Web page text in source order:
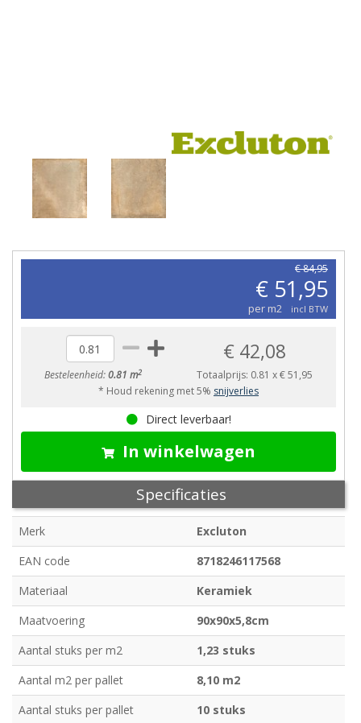
€ 84,95
€ 51,95
per m2 incl BTW
Besteleenheid:0.81 m2
€ 42,08
Totaalprijs: 0.81 x€ 51,95
* Houd rekening met 5% snijverlies
Direct leverbaar!
In winkelwagen
Specificaties
Merk
Excluton
EAN code
8718246117568
Materiaal
Keramiek
Maatvoering
90x90x5,8cm
Aantal stuks per m2
1,23 stuks
Aantal m2 per pallet
8,10 m2
Aantal stuks per pallet
10 stuks